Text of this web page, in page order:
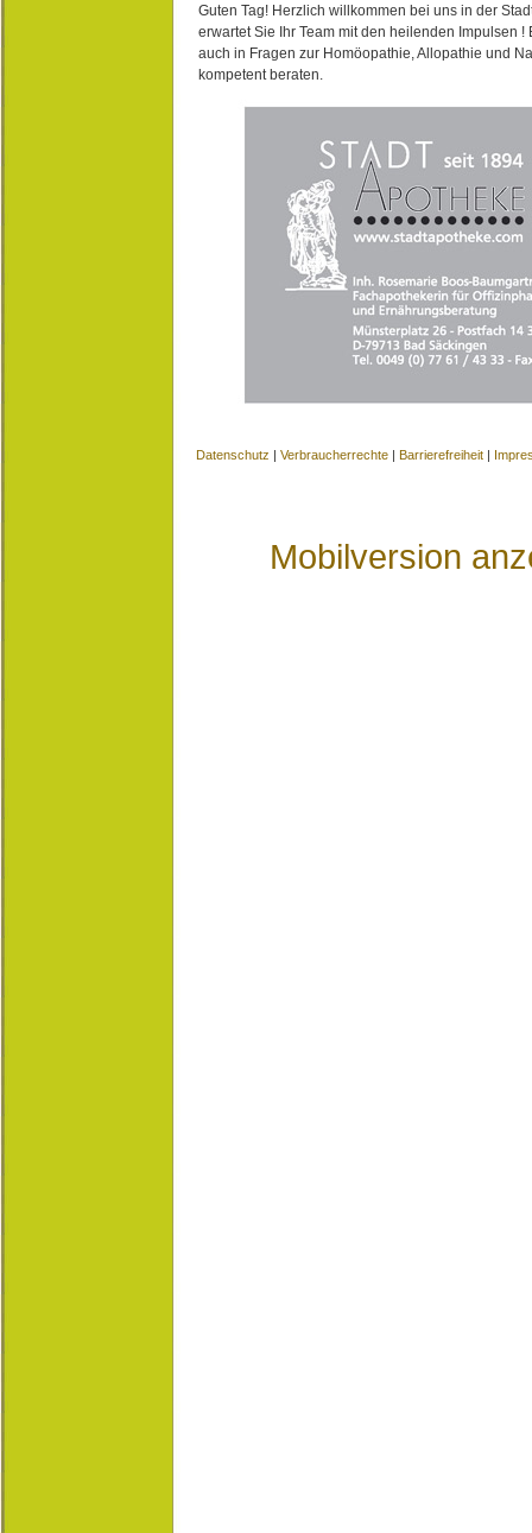
Guten Tag! Herzlich willkommen bei uns in der
erwartet Sie Ihr Team mit den heilenden Impulsen !
auch in Fragen zur Homöopathie, Allopathie und
kompetent beraten.
Datenschutz | Verbraucherrechte | Barrierefreiheit |
Mobilversion